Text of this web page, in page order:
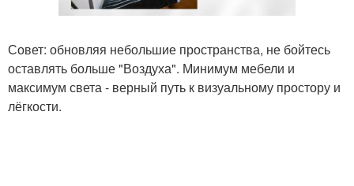
Совет: обновляя небольшие пространства, не бойтесь
оставлять больше "Воздуха". Минимум мебели и
максимум света - верный путь к визуальному простору и
лёгкости.